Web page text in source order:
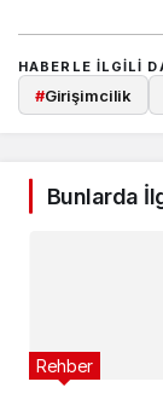
HABERLE ILGILI
#Girişimcilik
Bunlarda
Rehber